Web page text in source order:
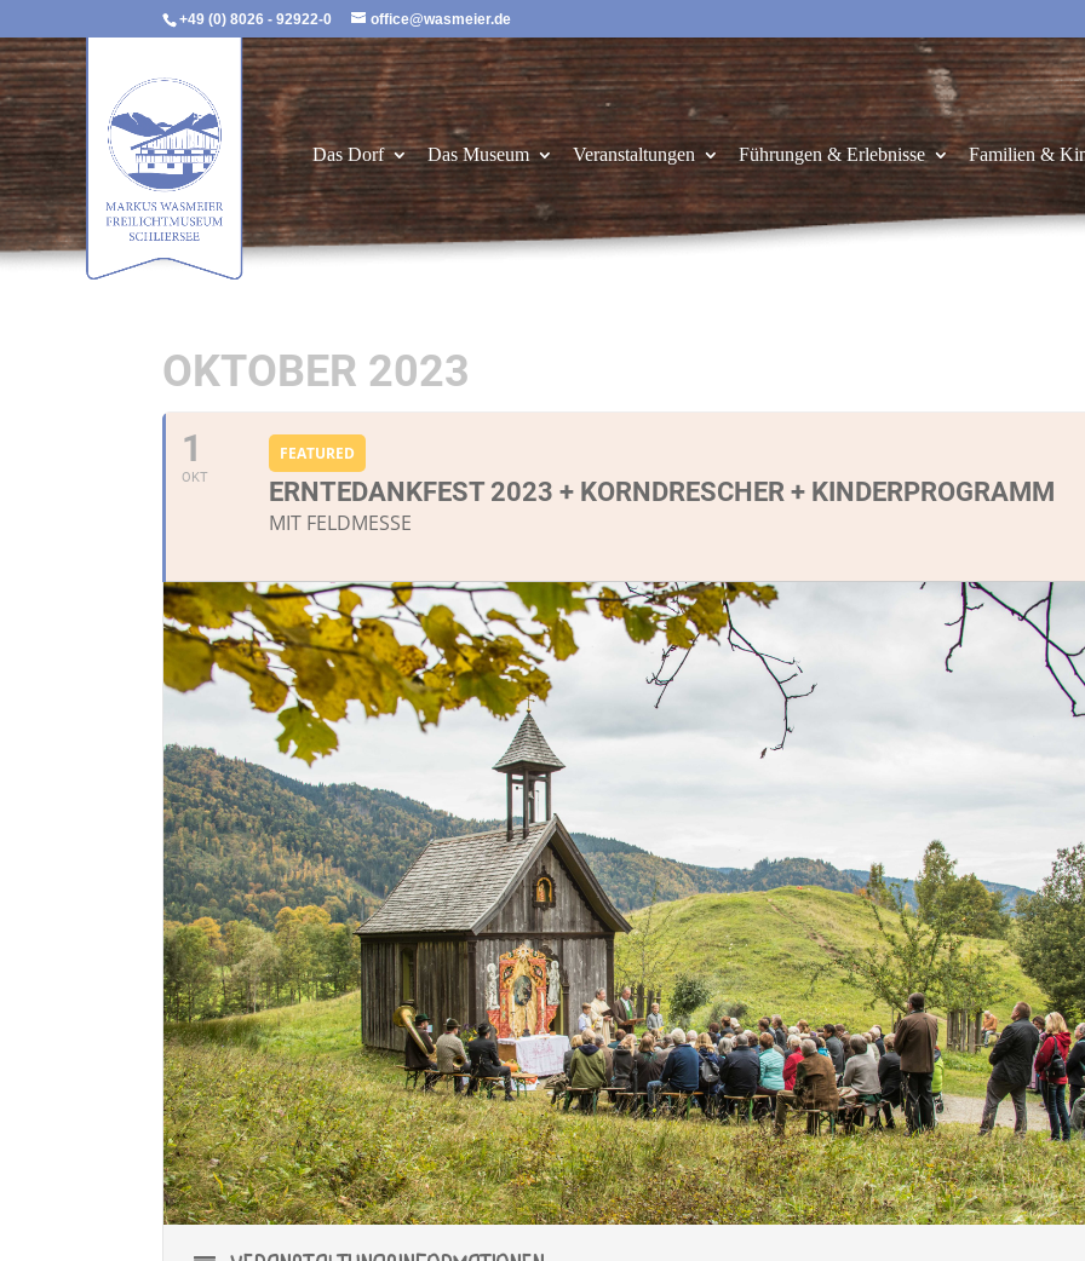
+49 (0) 8026 - 92922-0 office@wasmeier.de
Das Dorf Das Museum Veranstaltungen Führungen & Erlebnisse Familien &
OKTOBER 2023
1
OKT
FEATURED
ERNTEDANKFEST 2023 + KORNDRESCHER + KINDERPROGRAMM
MIT FELDMESSE